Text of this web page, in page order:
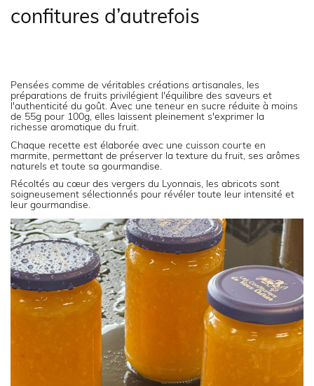
confitures d’autrefois
Pensées comme de véritables créations artisanales, les
préparations de fruits privilégient l'équilibre des saveurs et
l'authenticité du goût. Avec une teneur en sucre réduite à moins
de 55g pour 100g, elles laissent pleinement s'exprimer la
richesse aromatique du fruit.
Chaque recette est élaborée avec une cuisson courte en
marmite, permettant de préserver la texture du fruit, ses arômes
naturels et toute sa gourmandise.
Récoltés au cœur des vergers du Lyonnais, les abricots sont
soigneusement sélectionnés pour révéler toute leur intensité et
leur gourmandise.